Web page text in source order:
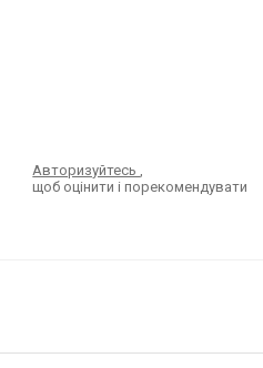
Авторизуйтесь,
щоб оцінити і порекомендувати